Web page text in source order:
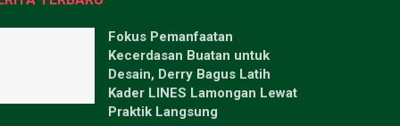
Fokus Pemanfaatan
Kecerdasan Buatan untuk
Desain, Derry Bagus Latih
Kader LINES Lamongan Lewat
Praktik Langsung